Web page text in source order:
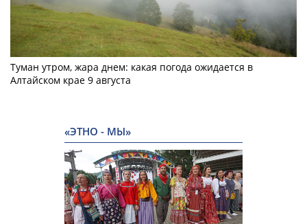
Туман утром, жара днем: какая погода ожидается в
Алтайском крае 9 августа
«ЭТНО - МЫ»